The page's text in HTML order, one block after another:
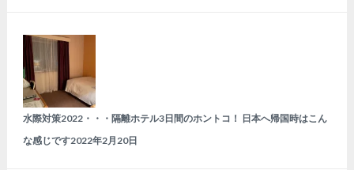
水際対策2022・・・隔離ホテル3日間のホントコ！ 日本へ帰国時はこん
な感じです2022年2月20日